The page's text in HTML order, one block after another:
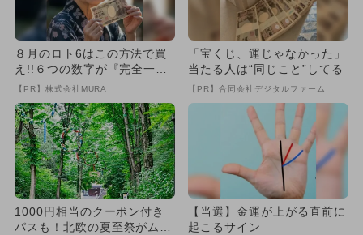
８月のロト6はこの方法で買
え!!６つの数字が『完全一
致』する方法
【PR】株式会社MURA
「宝くじ、運じゃなかった」
当たる人は“同じこと”してる
【PR】合同会社デジタルファーム
1000円相当のクーポン付き
パスも！北欧の夏至祭がムー
【当選】金運が上がる直前に
起こるサイン